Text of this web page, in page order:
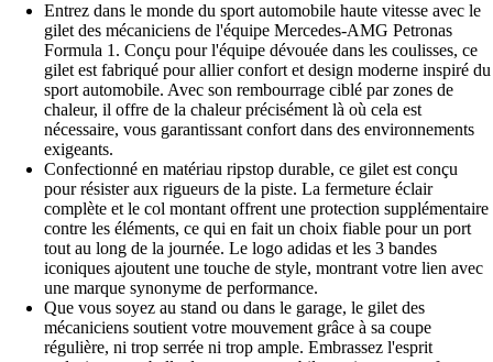
Entrez dans le monde du sport automobile haute vitesse avec le
gilet des mécaniciens de l'équipe Mercedes-AMG Petronas
Formula 1. Conçu pour l'équipe dévouée dans les coulisses, ce
gilet est fabriqué pour allier confort et design moderne inspiré du
sport automobile. Avec son rembourrage ciblé par zones de
chaleur, il offre de la chaleur précisément là où cela est
nécessaire, vous garantissant confort dans des environnements
exigeants.
Confectionné en matériau ripstop durable, ce gilet est conçu
pour résister aux rigueurs de la piste. La fermeture éclair
complète et le col montant offrent une protection supplémentaire
contre les éléments, ce qui en fait un choix fiable pour un port
tout au long de la journée. Le logo adidas et les 3 bandes
iconiques ajoutent une touche de style, montrant votre lien avec
une marque synonyme de performance.
Que vous soyez au stand ou dans le garage, le gilet des
mécaniciens soutient votre mouvement grâce à sa coupe
régulière, ni trop serrée ni trop ample. Embrassez l'esprit